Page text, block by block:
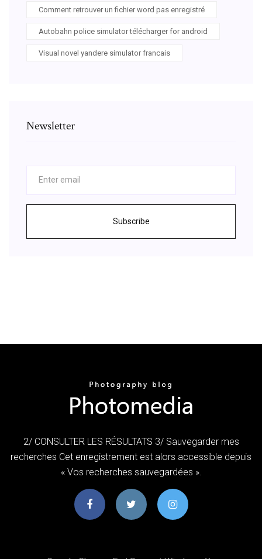
Comment retrouver un fichier word pas enregistré
Autobahn police simulator télécharger for android
Visual novel yandere simulator francais
Newsletter
Subscribe
2/ CONSULTER LES RÉSULTATS 3/ Sauvegarder mes
recherches Cet enregistrement est alors accessible depuis
« Vos recherches sauvegardées ».